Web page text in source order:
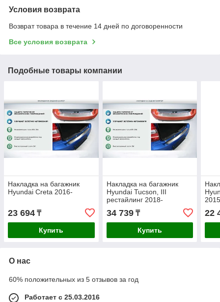
Условия возврата
Возврат товара в течение 14 дней по договоренности
Все условия возврата
Подобные товары компании
Накладка на багажник
Hyundai Creta 2016-
23 694 ₸
Купить
Накладка на багажник
Hyundai Tucson, III
рестайлинг 2018-
34 739₸
Купить
22
О нас
60% положительных из 5 отзывов за год
Работает с 25.03.2016